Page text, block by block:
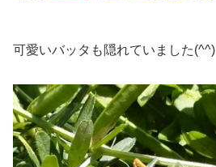
可愛いバッタも隠れていました(^^)